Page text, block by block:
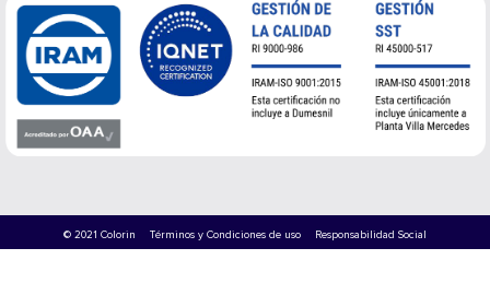
© 2021 Colorin Términos y Condiciones de uso Responsabilidad Social